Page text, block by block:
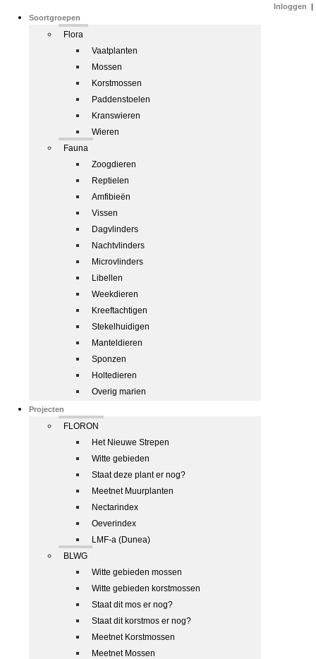
Soortgroepen
Flora
Vaatplanten
Mossen
Korstmossen
Paddenstoelen
Kranswieren
Wieren
Fauna
Zoogdieren
Reptielen
Amfibieën
Vissen
Dagvlinders
Nachtvlinders
Microvlinders
Libellen
Weekdieren
Kreeftachtigen
Stekelhuidigen
Manteldieren
Sponzen
Holtedieren
Overig marien
Projecten
FLORON
Het Nieuwe Strepen
Witte gebieden
Staat deze plant er nog?
Meetnet Muurplanten
Nectarindex
Oeverindex
LMF-a (Dunea)
BLWG
Witte gebieden mossen
Witte gebieden korstmossen
Staat dit mos er nog?
Staat dit korstmos er nog?
Meetnet Korstmossen
Meetnet Mossen
Inloggen |